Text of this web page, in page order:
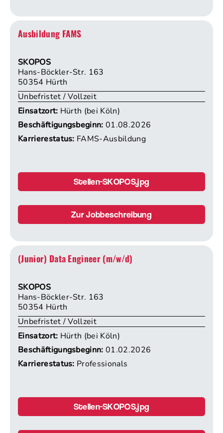
Ausbildung FAMS
SKOPOS
Hans-Böckler-Str. 163
50354 Hürth
Unbefristet / Vollzeit
Einsatzort: Hürth (bei Köln)
Beschäftigungsbeginn:01.08.2026
Karrierestatus: FAMS-Ausbildung
Stellen-SKOPOS.jpg
Zur Jobbeschreibung
(Junior) Data Engineer (m/w/d)
SKOPOS
Hans-Böckler-Str. 163
50354 Hürth
Unbefristet / Vollzeit
Einsatzort: Hürth (bei Köln)
Beschäftigungsbeginn:01.02.2026
Karrierestatus: Professionals
Stellen-SKOPOS.jpg